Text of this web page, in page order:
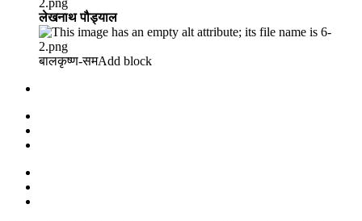
लेखनाथ पौड्याल
बालकृष्ण-सम Add block